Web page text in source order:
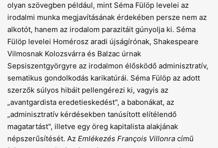
olyan szövegben például, mint Séma Fülöp levelei az
irodalmi munka megjavításának érdekében persze nem az
alkotót, hanem az irodalom parazitáit gúnyolja ki. Séma
Fülöp levelei Homérosz aradi újságírónak, Shakespeare
Vilmosnak Kolozsvárra és Balzac úrnak
Sepsiszentgyörgyre az irodalmon élősködő adminisztratív,
sematikus gondolkodás karikatúrái. Séma Fülöp az adott
szerzők súlyos hibáit pellengérezi ki, vagyis az
„avantgardista eredetieskedést", a babonákat, az
„adminisztratív kérdésekben tanúsított elítélendő
magatartást", illetve egy öreg kapitalista alakjának
népszerűsítését. Az Emlékezés François Villonra című